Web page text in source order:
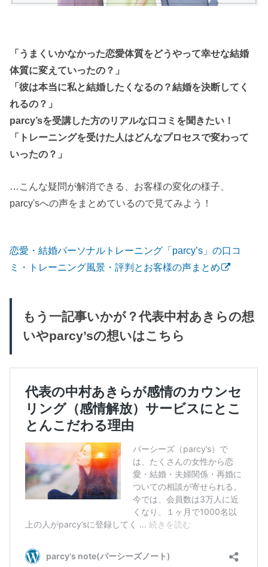
「うまくいかなかった恋愛体質をどうやって幸せな結婚
体質に変えていったの？」
「彼は本当に私と結婚したくなるの？結婚を決断してく
れるの？」
parcy’sを受講した方のリアルな口コミを聞きたい！
「トレーニングを受けた人はどんなプロセスで変わって
いったの？」
…こんな疑問が解消できる、お客様の変化の様子、
parcy'sへの声をまとめているので見てみよう！
恋愛・結婚パーソナルトレーニング「parcy’s」の口コ
ミ・トレーニング風景・評判とお客様の声まとめ
もう一記事いかが？代表中村あきらの想
いやparcy’sの想いはこちら